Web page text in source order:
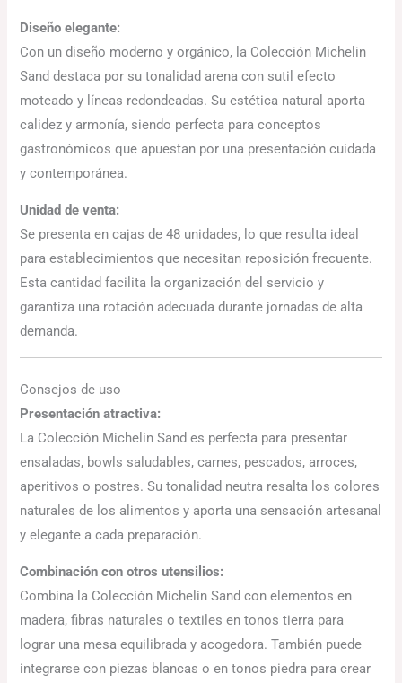
Diseño elegante:
Con un diseño moderno y orgánico, la Colección Michelin
Sand destaca por su tonalidad arena con sutil efecto
moteado y líneas redondeadas. Su estética natural aporta
calidez y armonía, siendo perfecta para conceptos
gastronómicos que apuestan por una presentación cuidada
y contemporánea.
Unidad de venta:
Se presenta en cajas de 48 unidades, lo que resulta ideal
para establecimientos que necesitan reposición frecuente.
Esta cantidad facilita la organización del servicio y
garantiza una rotación adecuada durante jornadas de alta
demanda.
Consejos de uso
Presentación atractiva:
La Colección Michelin Sand es perfecta para presentar
ensaladas, bowls saludables, carnes, pescados, arroces,
aperitivos o postres. Su tonalidad neutra resalta los colores
naturales de los alimentos y aporta una sensación artesanal
y elegante a cada preparación.
Combinación con otros utensilios:
Combina la Colección Michelin Sand con elementos en
madera, fibras naturales o textiles en tonos tierra para
lograr una mesa equilibrada y acogedora. También puede
integrarse con piezas blancas o en tonos piedra para crear